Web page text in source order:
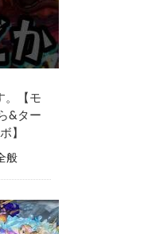
。【モ
&ター
】
般